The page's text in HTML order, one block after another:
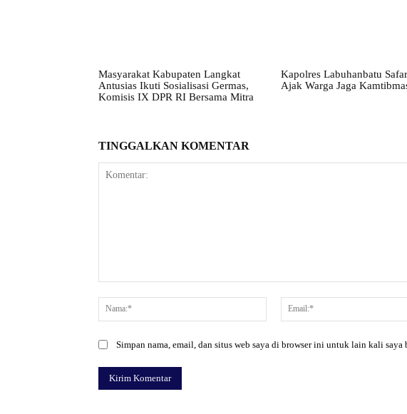
Masyarakat Kabupaten Langkat
Antusias Ikuti Sosialisasi Germas,
Komisis IX DPR RI Bersama Mitra
Kapolres Labuhanbatu
Ajak Warga Jaga
TINGGALKAN KOMENTAR
Nama:*
Simpan nama, email, dan situs web saya di browser ini untuk lain kali saya